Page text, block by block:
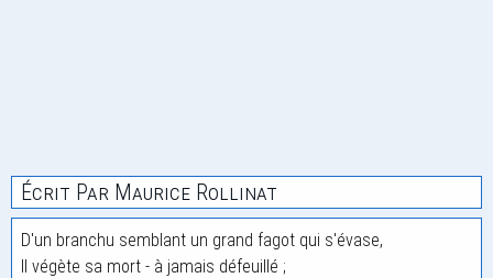
Écrit Par Maurice Rollinat
D'un branchu semblant un grand fagot qui s'évase,
Il végète sa mort - à jamais défeuillé ;